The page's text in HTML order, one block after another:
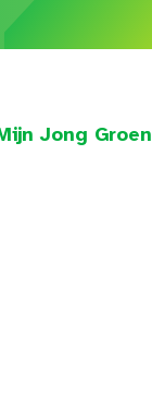
Jong Groen